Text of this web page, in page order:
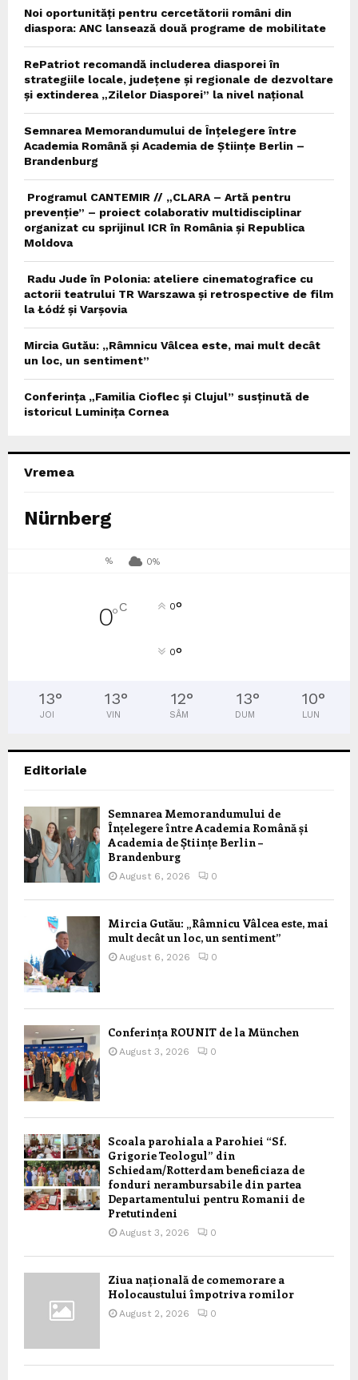
Noi oportunități pentru cercetătorii români din
diaspora: ANC lansează două programe de mobilitate
RePatriot recomandă includerea diasporei în
strategiile locale, județene și regionale de dezvoltare
și extinderea „Zilelor Diasporei” la nivel național
Semnarea Memorandumului de Înțelegere între
Academia Română și Academia de Științe Berlin –
Brandenburg
Programul CANTEMIR // „CLARA – Artă pentru
prevenție” – proiect colaborativ multidisciplinar
organizat cu sprijinul ICR în România și Republica
Moldova
Radu Jude în Polonia: ateliere cinematografice cu
actorii teatrului TR Warszawa și retrospective de film
la Łódź și Varșovia
Mircia Gutău: „Râmnicu Vâlcea este, mai mult decât
un loc, un sentiment”
Conferința „Familia Cioflec și Clujul” susținută de
istoricul Luminița Cornea
Vremea
Nürnberg
% 0%
0°C 0°
0°
13°
JOI
13°
VIN
12°
SÂM
13°
DUM
10°
LUN
Editoriale
Semnarea Memorandumului de
Înțelegere între Academia Română și
Academia de Științe Berlin –
Brandenburg
August 6, 2026 0
Mircia Gutău: „Râmnicu Vâlcea este, mai
mult decât un loc, un sentiment”
August 6, 2026 0
Conferința ROUNIT de la München
August 3, 2026 0
Scoala parohiala a Parohiei “Sf.
Grigorie Teologul” din
Schiedam/Rotterdam beneficiaza de
fonduri nerambursabile din partea
Departamentului pentru Romanii de
Pretutindeni
August 3, 2026 0
Ziua națională de comemorare a
Holocaustului împotriva romilor
August 2, 2026 0